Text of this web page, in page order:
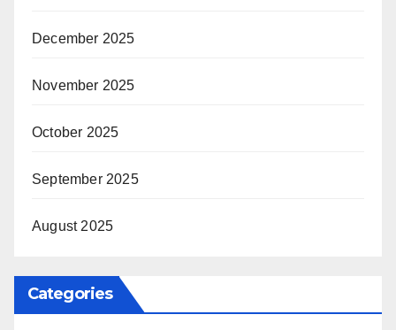
December 2025
November 2025
October 2025
September 2025
August 2025
Categories